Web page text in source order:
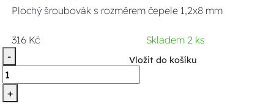
Plochý šroubovák s rozměrem čepele 1,2x8 mm
316 Kč
Skladem 2 ks
-
+
Vložit do košíku